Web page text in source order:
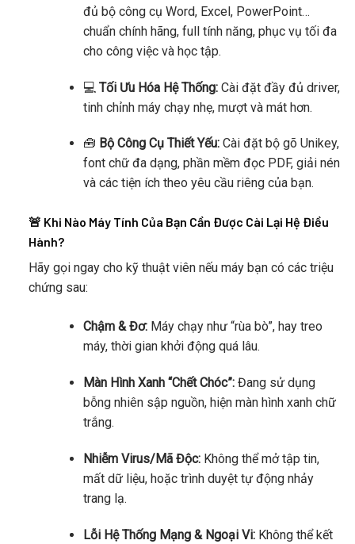
đủ bộ công cụ Word, Excel, PowerPoint…
chuẩn chính hãng, full tính năng, phục vụ tối đa
cho công việc và học tập.
💻 Tối Ưu Hóa Hệ Thống:Cài đặt đầy đủ driver,
tinh chỉnh máy chạy nhẹ, mượt và mát hơn.
🧰 Bộ Công Cụ Thiết Yếu:Cài đặt bộ gõ Unikey,
font chữ đa dạng, phần mềm đọc PDF, giải nén
và các tiện ích theo yêu cầu riêng của bạn.
🚨 Khi Nào Máy Tính Của Bạn Cần Được Cài Lại Hệ Điều
Hành?
Hãy gọi ngay cho kỹ thuật viên nếu máy bạn có các triệu
chứng sau:
Chậm & Đơ:Máy chạy như “rùa bò”, hay treo
máy, thời gian khởi động quá lâu.
Màn Hình Xanh “Chết Chóc”:Đang sử dụng
bỗng nhiên sập nguồn, hiện màn hình xanh chữ
trắng.
Nhiễm Virus/Mã Độc:Không thể mở tập tin,
mất dữ liệu, hoặc trình duyệt tự động nhảy
trang lạ.
Lỗi Hệ Thống Mạng & Ngoại Vi:Không thể kết